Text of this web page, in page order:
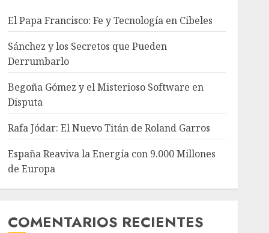
El Papa Francisco: Fe y Tecnología en Cibeles
Sánchez y los Secretos que Pueden
Derrumbarlo
Begoña Gómez y el Misterioso Software en
Disputa
Rafa Jódar: El Nuevo Titán de Roland Garros
España Reaviva la Energía con 9.000 Millones
de Europa
COMENTARIOS RECIENTES